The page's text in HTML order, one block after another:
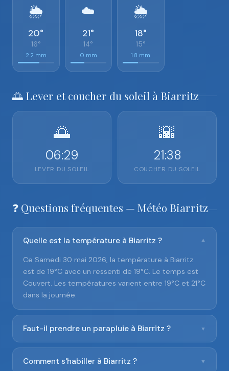
🌦️
20°
16°
2.2 mm
☁️
21°
14°
0 mm
🌦️
18°
15°
1.8 mm
🌅 Lever et coucher du soleil à Biarritz
🌅
06:29
LEVER DU SOLEIL
🌇
21:38
COUCHER DU SOLEIL
❓ Questions fréquentes — Météo Biarritz
Quelle est la température à Biarritz ? ▼
Ce Samedi 30 mai 2026, la température à Biarritz
est de 19°C avec un ressenti de 19°C. Le temps est
Couvert. Les températures varient entre 19°C et 21°C
dans la journée.
Faut-il prendre un parapluie à Biarritz ? ▼
Comment s'habiller à Biarritz ? ▼